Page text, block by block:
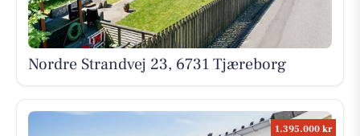
Nordre Strandvej 23, 6731 Tjæreborg
1.395.000 kr